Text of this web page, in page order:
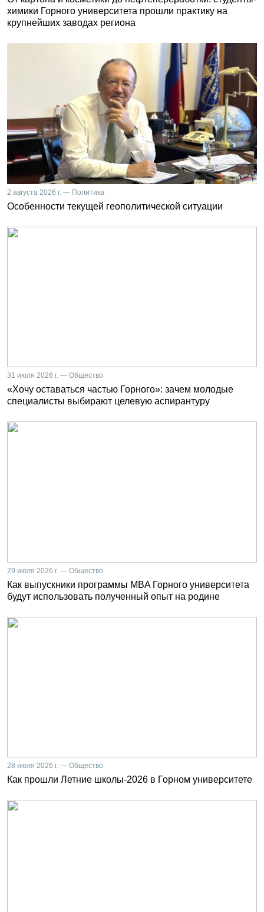
химики Горного университета прошли практику на
крупнейших заводах региона
2 августа 2026 г. — Политика
Особенности текущей геополитической ситуации
31 июля 2026 г. — Общество
«Хочу оставаться частью Горного»: зачем молодые
специалисты выбирают целевую аспирантуру
29 июля 2026 г. — Общество
Как выпускники программы MBA Горного университета
будут использовать полученный опыт на родине
28 июля 2026 г. — Общество
Как прошли Летние школы-2026 в Горном университете